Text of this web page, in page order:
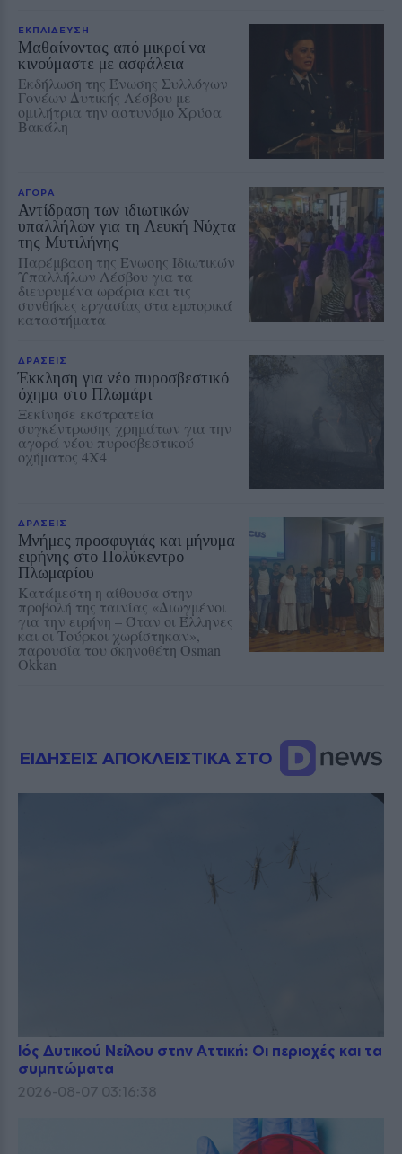
ΕΚΠΑΙΔΕΥΣΗ
Μαθαίνοντας από μικροί να
κινούμαστε με ασφάλεια
Εκδήλωση της Ένωσης Συλλόγων
Γονέων Δυτικής Λέσβου με
ομιλήτρια την αστυνόμο Χρύσα
Βακάλη
ΑΓΟΡΑ
Αντίδραση των ιδιωτικών
υπαλλήλων για τη Λευκή Νύχτα
της Μυτιλήνης
Παρέμβαση της Ένωσης Ιδιωτικών
Υπαλλήλων Λέσβου για τα
διευρυμένα ωράρια και τις
συνθήκες εργασίας στα εμπορικά
καταστήματα
ΔΡΑΣΕΙΣ
Έκκληση για νέο πυροσβεστικό
όχημα στο Πλωμάρι
Ξεκίνησε εκστρατεία
συγκέντρωσης χρημάτων για την
αγορά νέου πυροσβεστικού
οχήματος 4Χ4
ΔΡΑΣΕΙΣ
Μνήμες προσφυγιάς και μήνυμα
ειρήνης στο Πολύκεντρο
Πλωμαρίου
Κατάμεστη η αίθουσα στην
προβολή της ταινίας «Διωγμένοι
για την ειρήνη – Όταν οι Έλληνες
και οι Τούρκοι χωρίστηκαν»,
παρουσία του σκηνοθέτη Osman
Okkan
ΕΙΔΗΣΕΙΣ ΑΠΟΚΛΕΙΣΤΙΚΑ ΣΤΟ
Ιός Δυτικού Νείλου στην Αττική: Οι περιοχές και τα
συμπτώματα
2026-08-07 03:16:38